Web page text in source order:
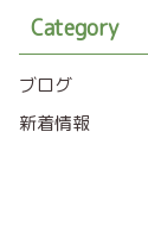
Category
ブログ
新着情報